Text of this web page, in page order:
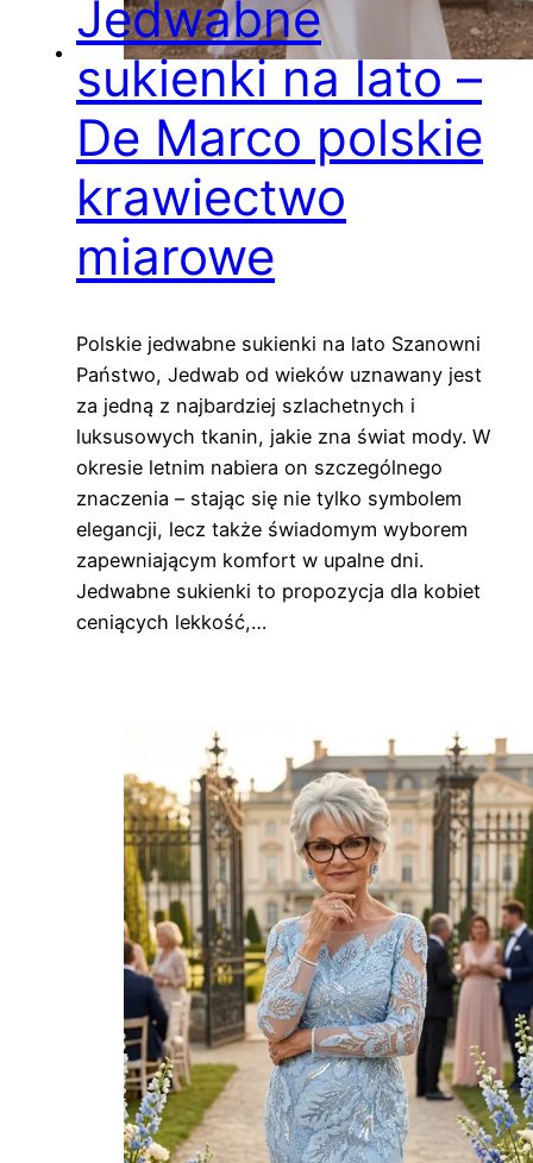
Jedwabne
sukienki na lato –
De Marco polskie
krawiectwo
miarowe
Polskie jedwabne sukienki na lato Szanowni
Państwo, Jedwab od wieków uznawany jest
za jedną z najbardziej szlachetnych i
luksusowych tkanin, jakie zna świat mody. W
okresie letnim nabiera on szczególnego
znaczenia – stając się nie tylko symbolem
elegancji, lecz także świadomym wyborem
zapewniającym komfort w upalne dni.
Jedwabne sukienki to propozycja dla kobiet
ceniących lekkość,…